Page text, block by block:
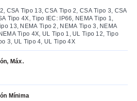
CSA Tipo 13, CSA Tipo 2, CSA Tipo 3, CSA
Tipo 4X, Tipo IEC: IP66, NEMA Tipo 1,
13, NEMA Tipo 2, NEMA Tipo 3, NEMA
Tipo 4X, UL Tipo 1, UL Tipo 12, Tipo
3, UL Tipo 4, UL Tipo 4X
Máx.
Mínima